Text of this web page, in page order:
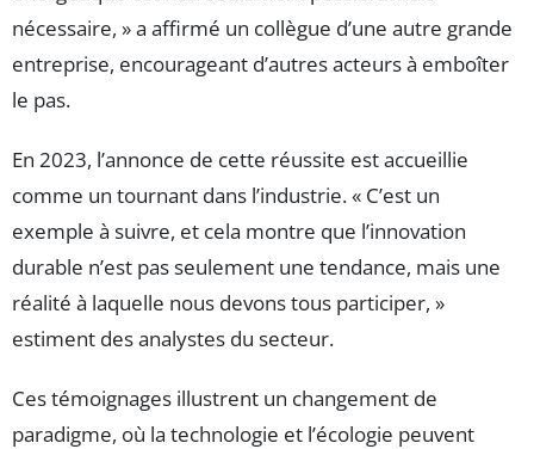
nécessaire, » a affirmé un collègue d’une autre grande
entreprise, encourageant d’autres acteurs à emboîter
le pas.
En 2023, l’annonce de cette réussite est accueillie
comme un tournant dans l’industrie. « C’est un
exemple à suivre, et cela montre que l’innovation
durable n’est pas seulement une tendance, mais une
réalité à laquelle nous devons tous participer, »
estiment des analystes du secteur.
Ces témoignages illustrent un changement de
paradigme, où la technologie et l’écologie peuvent